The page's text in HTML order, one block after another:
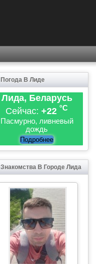
Погода В Лиде
Лида, Беларусь
Сейчас: +22 °C
Пасмурно, ливневый
дождь
Подробнее
Знакомства В Городе Лида